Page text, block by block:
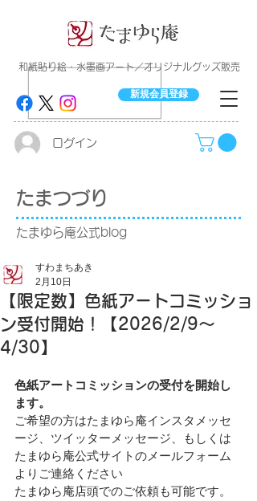
​和紙貼り絵・水墨画アート／オリジナルグッズ販売
新規会員登録
ログイン
たまつづり
たまゆら庵公式blog
【限定数】色紙アートコミッショ
ン受付開始！【2026/2/9〜
4/30】
すわまちあき
2月10日
色紙アートコミッションの受付を開始し
ます。
ご希望の方はたまゆら庵インスタメッセ
ージ、ツイッターメッセージ、もしくは
たまゆら庵公式サイトのメールフォーム
よりご連絡ください
たまゆら庵店頭でのご依頼も可能です。